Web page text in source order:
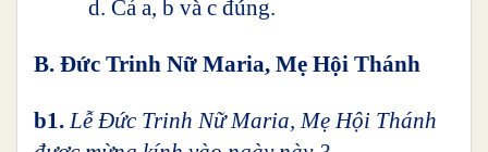
d. Cả a, b và c đúng.
B. Đức Trinh Nữ Maria, Mẹ Hội Thánh
b1. Lễ Đức Trinh Nữ Maria, Mẹ Hội Thánh